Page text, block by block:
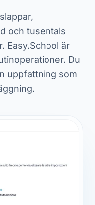
och tusentals
Easy.School är
Du
uppfattning som